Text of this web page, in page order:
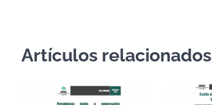
Artículos relacionados